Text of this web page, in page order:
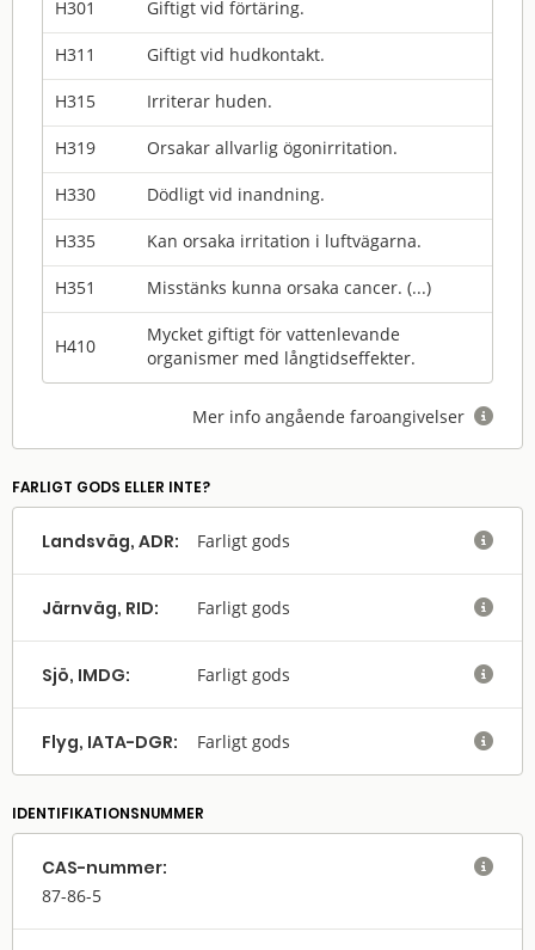
H301
Giftigt vid förtäring.
H311 Giftigt vid hudkontakt.
H315 Irriterar huden.
H319 Orsakar allvarlig ögonirritation.
H330 Dödligt vid inandning.
H335 Kan orsaka irritation i luftvägarna.
H351 Misstänks kunna orsaka cancer. (...)
H410
Mycket giftigt för vattenlevande
organismer med långtidseffekter.
Mer info angående faroangivelser 
FARLIGT GODS ELLER INTE?
Landsväg, ADR: Farligt gods 
Järnväg, RID: Farligt gods 
Sjö, IMDG: Farligt gods 
Flyg, IATA-DGR: Farligt gods 
IDENTIFIKATIONSNUMMER
CAS-nummer:
87-86-5
